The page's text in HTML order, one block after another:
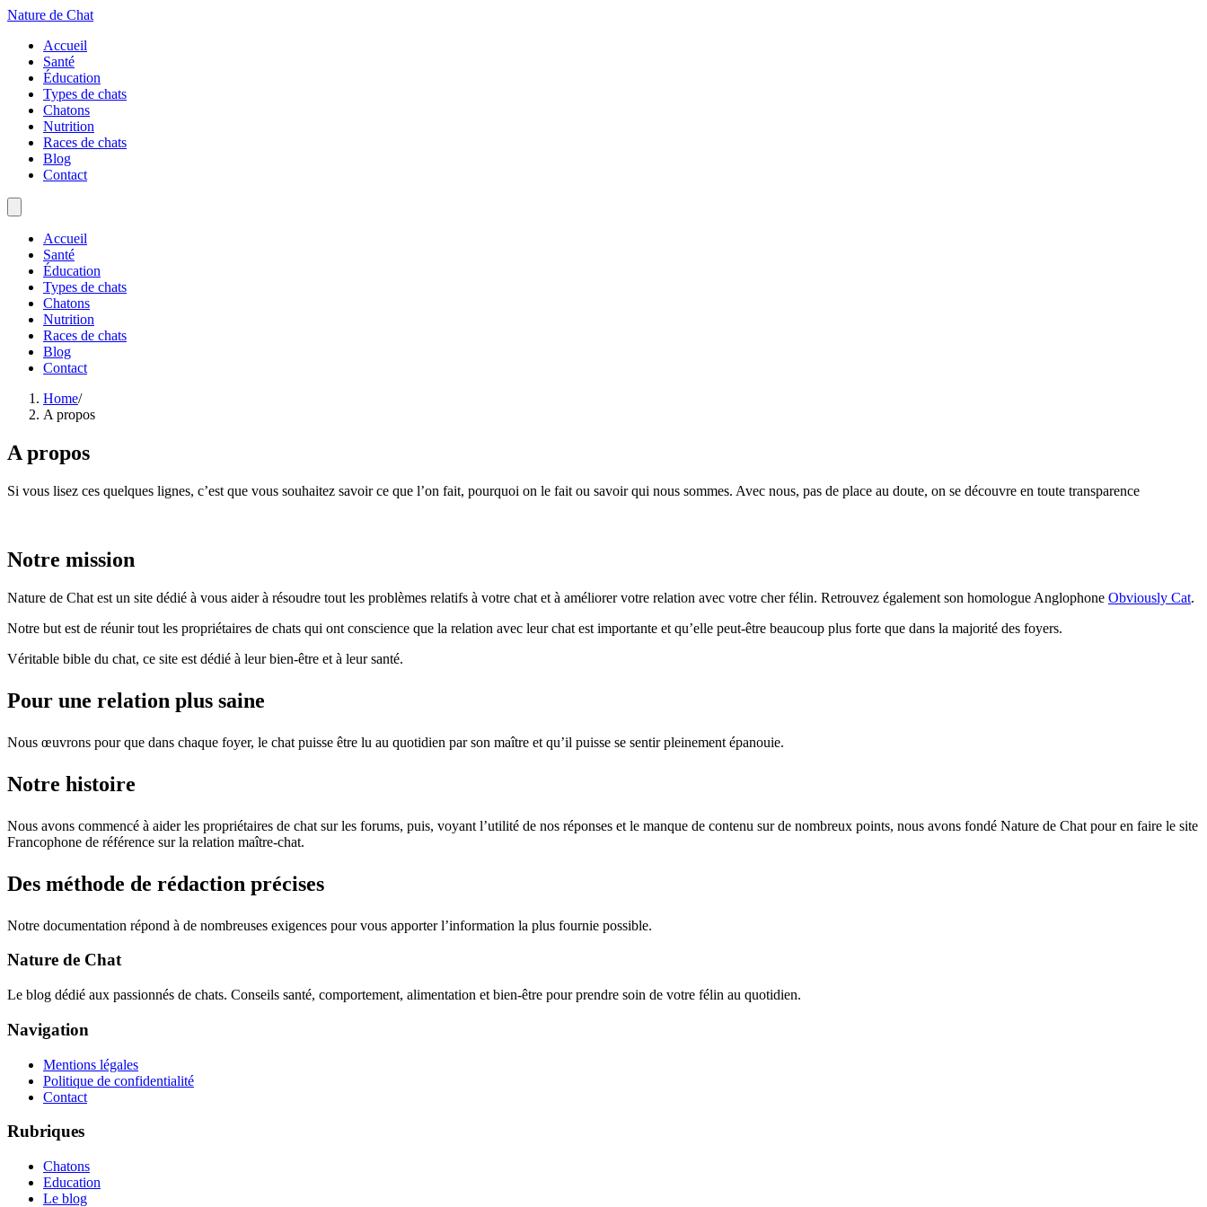
Nature de Chat
Accueil
Santé
Éducation
Types de chats
Chatons
Nutrition
Races de chats
Blog
Contact
Accueil
Santé
Éducation
Types de chats
Chatons
Nutrition
Races de chats
Blog
Contact
Home/
A propos
A propos
Si vous lisez ces quelques lignes, c’est que vous souhaitez savoir ce que l’on fait, pourquoi on le fait ou savoir qui nous sommes. Avec nous, pas de place au doute, on se découvre en toute transparence
Notre mission
Nature de Chat est un site dédié à vous aider à résoudre tout les problèmes relatifs à votre chat et à améliorer votre relation avec votre cher félin. Retrouvez également son homologue Anglophone Obviously Cat.
Notre but est de réunir tout les propriétaires de chats qui ont conscience que la relation avec leur chat est importante et qu’elle peut-être beaucoup plus forte que dans la majorité des foyers.
Véritable bible du chat, ce site est dédié à leur bien-être et à leur santé.
Pour une relation plus saine
Nous œuvrons pour que dans chaque foyer, le chat puisse être lu au quotidien par son maître et qu’il puisse se sentir pleinement épanouie.
Notre histoire
Nous avons commencé à aider les propriétaires de chat sur les forums, puis, voyant l’utilité de nos réponses et le manque de contenu sur de nombreux points, nous avons fondé Nature de Chat pour en faire le site
Francophone de référence sur la relation maître-chat.
Des méthode de rédaction précises
Notre documentation répond à de nombreuses exigences pour vous apporter l’information la plus fournie possible.
Nature de Chat
Le blog dédié aux passionnés de chats. Conseils santé, comportement, alimentation et bien-être pour prendre soin de votre félin au quotidien.
Navigation
Mentions légales
Politique de confidentialité
Contact
Rubriques
Chatons
Education
Le blog